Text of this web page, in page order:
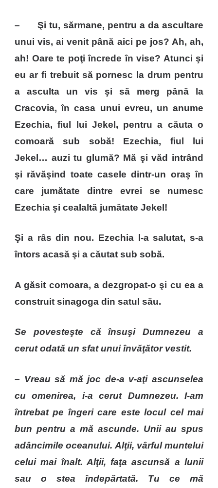
– Şi tu, sărmane, pentru a da ascultare
unui vis, ai venit până aici pe jos? Ah, ah,
ah! Oare te poţi încrede în vise? Atunci şi
eu ar fi trebuit să pornesc la drum pentru
a asculta un vis şi să merg până la
Cracovia, în casa unui evreu, un anume
Ezechia, fiul lui Jekel, pentru a căuta o
comoară sub sobă! Ezechia, fiul lui
Jekel… auzi tu glumă? Mă şi văd intrând
şi răvăşind toate casele dintr-un oraş în
care jumătate dintre evrei se numesc
Ezechia şi cealaltă jumătate Jekel!
Şi a râs din nou. Ezechia l-a salutat, s-a
întors acasă şi a căutat sub sobă.
A găsit comoara, a dezgropat-o şi cu ea a
construit sinagoga din satul său.
Se povesteşte că însuşi Dumnezeu a
cerut odată un sfat unui învăţător vestit.
– Vreau să mă joc de-a v-aţi ascunselea
cu omenirea, i-a cerut Dumnezeu. I-am
întrebat pe îngeri care este locul cel mai
bun pentru a mă ascunde. Unii au spus
adâncimile oceanului. Alţii, vârful muntelui
celui mai înalt. Alţii, faţa ascunsă a lunii
sau o stea îndepărtată. Tu ce mă